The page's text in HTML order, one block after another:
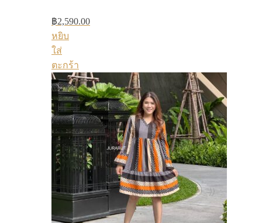
฿2,590.00
หยิบ
ใส่
ตะกร้า